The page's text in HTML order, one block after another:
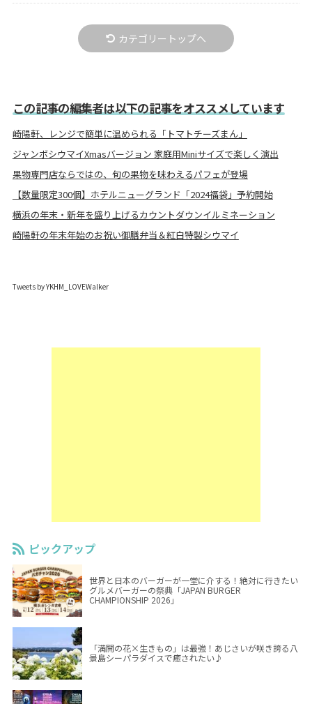
カテゴリートップへ
この記事の編集者は以下の記事をオススメしています
崎陽軒、レンジで簡単に温められる「トマトチーズまん」
ジャンボシウマイXmasバージョン 家庭用Miniサイズで楽しく演出
果物専門店ならではの、旬の果物を味わえるパフェが登場
【数量限定300個】ホテルニューグランド「2024福袋」予約開始
横浜の年末・新年を盛り上げるカウントダウンイルミネーション
崎陽軒の年末年始のお祝い御膳弁当＆紅白特製シウマイ
Tweets by YKHM_LOVEWalker
ピックアップ
世界と日本のバーガーが一堂に介する！絶対に行きたい
グルメバーガーの祭典「JAPAN BURGER
CHAMPIONSHIP 2026」
「満開の花×生きもの」は最強！あじさいが咲き誇る八
景島シーパラダイスで癒されたい♪